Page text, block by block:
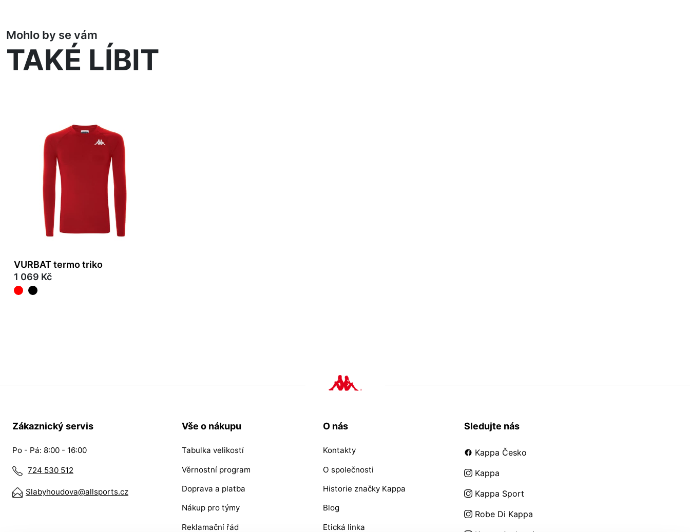
Mohlo by se vám
TAKÉ LÍBIT
VURBAT termo triko
1 069 Kč
Zákaznický servis
Po - Pá: 8:00 - 16:00
724 530 512
Slabyhoudova@allsports.cz
Vše o nákupu
Tabulka velikostí
Věrnostní program
Doprava a platba
Nákup pro týmy
Reklamační řád
O nás
Kontakty
O společnosti
Historie značky Kappa
Blog
Etická linka
Sledujte nás
Kappa Česko
Kappa
Kappa Sport
Robe Di Kappa